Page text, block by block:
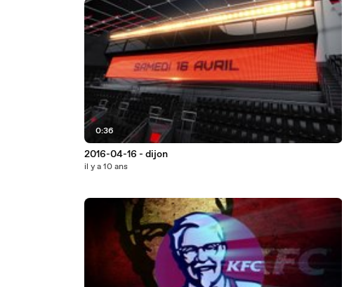
0:36
2016-04-16 - dijon
il y a 10 ans